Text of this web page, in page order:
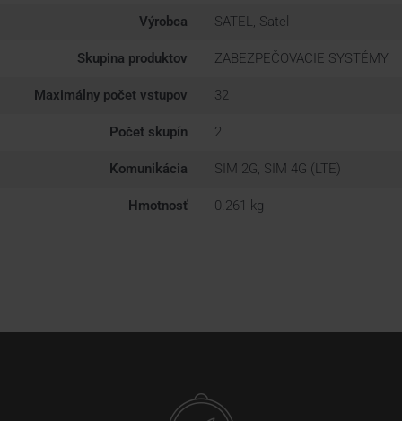
Výrobca SATEL, Satel
Skupina produktov ZABEZPEČOVACIE SYSTÉMY
Maximálny počet vstupov 32
Počet skupín 2
Komunikácia SIM 2G, SIM 4G (LTE)
Hmotnosť 0.261 kg